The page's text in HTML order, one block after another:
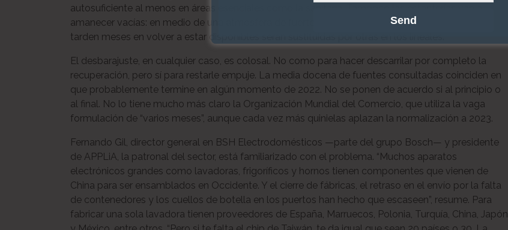
autosuficiente al menos en áreas esenciales como la sanitaria. Tampoco las estanterías van a
amanecer vacías: en medio de una atmósfera de fuerte competencia, aquellas mercancías que
tarden meses en volver a estar disponibles serán sustituidas por otras en los lineales.
El desbarajuste, en cualquier caso, es colosal. No como para hacer descarrilar por completo la
recuperación, pero sí para restarle empuje. La media docena de fuentes consultadas coinciden en
que probablemente termine en algún momento de 2022. No se ponen de acuerdo si al principio o
al final. No lo tiene mucho más claro la Organización Mundial del Comercio, que utiliza la vaga
formulación de “varios meses”, aunque cada vez más quinielas aplazan la normalización a 2023.
Fernando Gil, director general en BSH Electrodomésticos —parte del grupo Bosch— y presidente
de APPLiA, la patronal del sector, está familiarizado con el problema. “Muchos aparatos
electrónicos grandes como lavadoras, frigoríficos y hornos tienen componentes que vienen de
China para ser ensamblados en Occidente. Y el cierre de fábricas, el retraso en el envío por la falta
de contenedores y los cuellos de botella en los puertos han hecho que escaseen”, resume. Para
fabricar una sola lavadora tienen proveedores de España, Marruecos, Polonia, Turquía, China, Japón